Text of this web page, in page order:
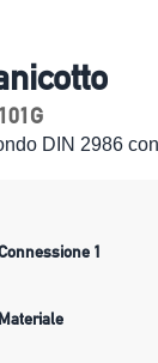
DIN 2986
1
Materiale